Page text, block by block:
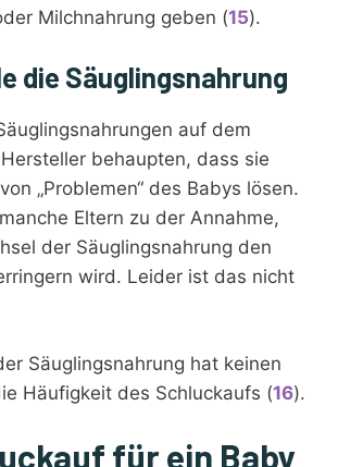
Milchnahrung geben (15).
die Säuglingsnahrung
auf dem
behaupten, dass sie
„Problemen“ des Babys lösen.
Eltern zu der Annahme,
der Säuglingsnahrung den
wird. Leider ist das nicht
Säuglingsnahrung hat keinen
Häufigkeit des Schluckaufs (16).
für ein Baby